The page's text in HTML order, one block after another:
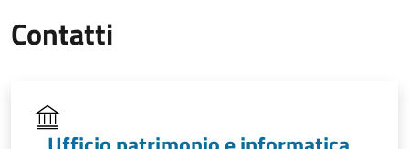
Contatti